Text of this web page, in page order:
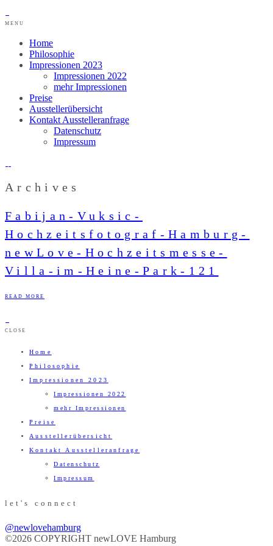
MENU
Home
Philosophie
Impressionen 2023
Impressionen 2022
mehr Impressionen
Preise
Ausstellerübersicht
Kontakt Ausstelleranfrage
Datenschutz
Impressum
Archives
Fabijan-Vuksic-
Hochzeitsfotograf-Hamburg-
newLove-Hochzeitsmesse-
Villa-im-Heine-Park-121
READ MORE
CLOSE
Home
Philosophie
Impressionen 2023
Impressionen 2022
mehr Impressionen
Preise
Ausstellerübersicht
Kontakt Ausstelleranfrage
Datenschutz
Impressum
let's connect
@newlovehamburg
©2026 COPYRIGHT newLOVE Hamburg